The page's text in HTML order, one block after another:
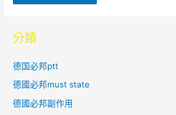
分類
德国必邦ptt
德國必邦must state
德國必邦副作用